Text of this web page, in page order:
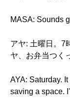
MASA: Sounds
アヤ: 土曜日。7
ヤ、お弁当つく
AYA: Saturday.
saving a space.